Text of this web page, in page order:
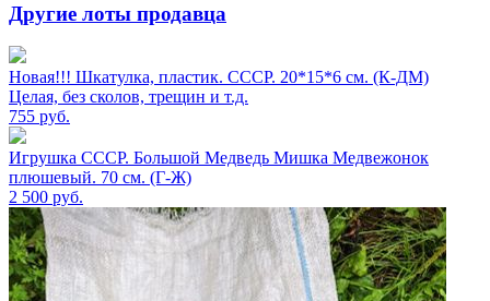
Другие лоты продавца
Новая!!! Шкатулка, пластик. СССР. 20*15*6 см. (К-ДМ)
Целая, без сколов, трещин и т.д.
755 руб.
Игрушка СССР. Большой Медведь Мишка Медвежонок
плюшевый. 70 см. (Г-Ж)
2 500 руб.